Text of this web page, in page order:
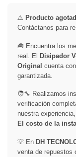
⚠️ Producto
Contáctanos para
🧰 Encuentra los
real. El Disipador
Original cuenta
garantizada.
🧑‍🔧 Realizamos
verificación
nuestra
El costo de la
💡 En DH
venta de repuestos